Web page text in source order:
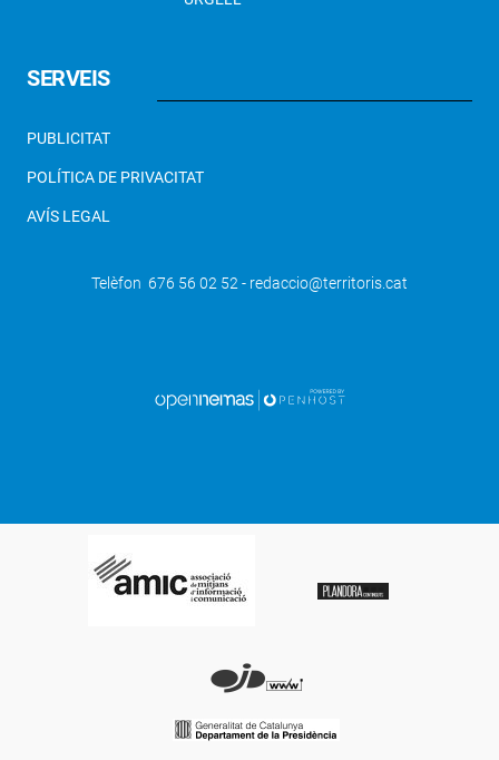
Bell-lloc col·loca clavegueram en un
tram de l'antiga N-II
SERVEIS
PUBLICITAT
POLÍTICA DE PRIVACITAT
AVÍS LEGAL
Telèfon 676 56 02 52 - redaccio@territoris.cat